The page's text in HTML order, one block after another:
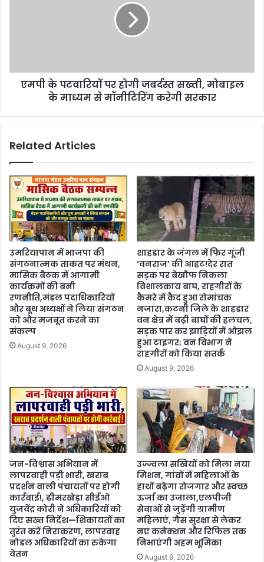
एमपी के पटवारियों पर होगी जबर्दस्त सख्ती, मोबाइल
के माध्यम से मॉनीटिरिंग करेगी सरकार
Related Articles
उमरियापान में भाजपा की
संगठनात्मक ताकत पर मंथन,
मासिक बैठक में आगामी
कार्यक्रमों की बनी
रणनीति,मंडल पदाधिकारियों
और बूथ अध्यक्षों ने लिया संगठन
को और मजबूत करने का
संकल्प
August 9, 2026
शाहडार के जंगल में फिर गूंजी
‘वनराज’ की आहट!देर रात
सड़क पर बेखौफ निकला
विशालकाय बाघ, राहगीरों के
कैमरे में कैद हुआ रोमांचक
नजारा,कटनी जिले के शाहडार
वन क्षेत्र में बढ़ी बाघों की हलचल,
सड़क पार कर झाड़ियों में ओझल
हुआ टाइगर; वन विभाग ने
राहगीरों को किया सतर्क
August 9, 2026
जन-विश्वास अभियान में
लापरवाही पड़ी भारी, खराब
प्रदर्शन वाली पंचायतों पर होगी
कार्रवाई!, ढीमरखेड़ा सीईओ
युजवेंद्र कोरी ने अधिकारियों को
दिए सख्त निर्देश—शिकायतों का
तुरंत करें निराकरण, लापरवाह
नोडल अधिकारियों का रुकेगा
वेतन
उज्ज्वला सखियों को मिला नया
मिशन, गांवों में महिलाओं के
हाथों बढ़ेगा रोजगार और स्वच्छ
ऊर्जा का उजाला,एलपीजी
सेवाओं से जुड़ेंगी ग्रामीण
महिलाएं, गैस सुरक्षा से लेकर
नए कनेक्शन और रिफिल तक
निभाएंगी अहम भूमिका
August 9, 2026